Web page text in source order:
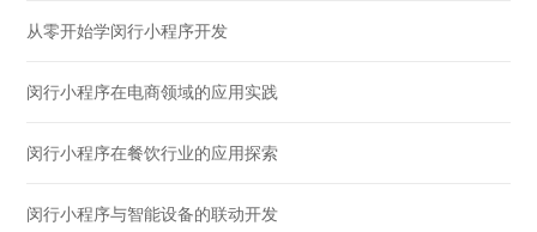
从零开始学闵行小程序开发
闵行小程序在电商领域的应用实践
闵行小程序在餐饮行业的应用探索
闵行小程序与智能设备的联动开发